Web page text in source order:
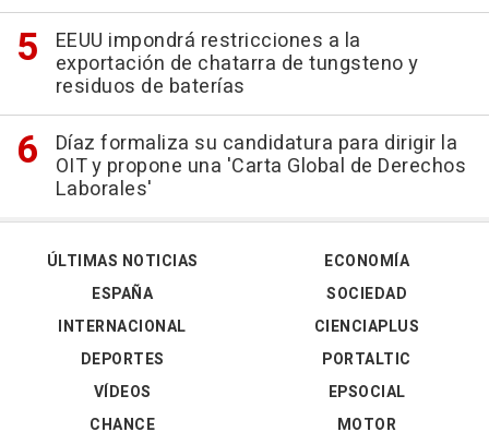
EEUU impondrá restricciones a la
exportación de chatarra de tungsteno y
residuos de baterías
Díaz formaliza su candidatura para dirigir la
OIT y propone una 'Carta Global de Derechos
Laborales'
ÚLTIMAS NOTICIAS
ESPAÑA
INTERNACIONAL
DEPORTES
VÍDEOS
ECONOMÍA
SOCIEDAD
CIENCIAPLUS
PORTALTIC
EPSOCIAL
CHANCE
MOTOR